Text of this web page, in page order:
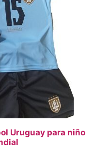
Uruguay para niño